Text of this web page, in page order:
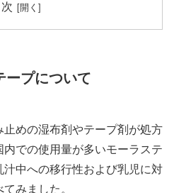
ープについて
めの湿布剤やテープ剤が処方
での使用量が多いモーラステ
中への移行性および乳児に対
みました。